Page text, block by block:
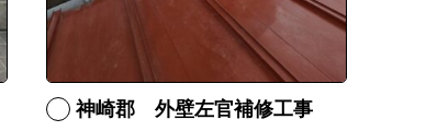
神崎郡 外壁左官補修工事